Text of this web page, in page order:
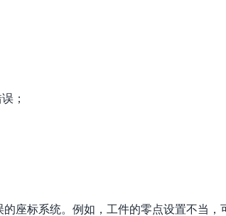
；
座标系统。例如，工件的零点设置不当，